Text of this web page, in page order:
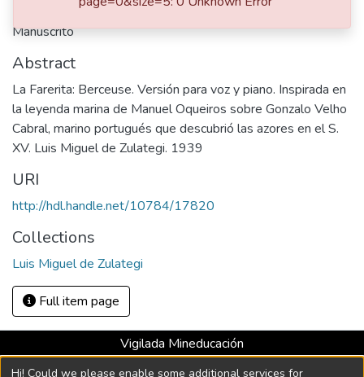
Publisher
Manuscrito
Abstract
La Farerita: Berceuse. Versión para voz y piano. Inspirada en
la leyenda marina de Manuel Oqueiros sobre Gonzalo Velho
Cabral, marino portugués que descubrió las azores en el S.
XV. Luis Miguel de Zulategi. 1939
URI
http://hdl.handle.net/10784/17820
Collections
Luis Miguel de Zulategi
Full item page
Vigilada Mineducación
Universidad con Acreditación Institucional hasta 2026 -
Hi! Could we please enable some additional services for